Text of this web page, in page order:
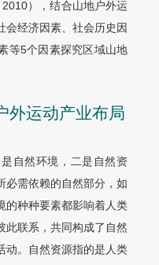
），结合山地户外运
会经济因素、社会历史因
等5个因素探究区域山地
外运动产业布局
自然环境，二是自然资
必需依赖的自然部分，如
的种种要素都影响着人类
此联系，共同构成了自然
动。自然资源指的是人类